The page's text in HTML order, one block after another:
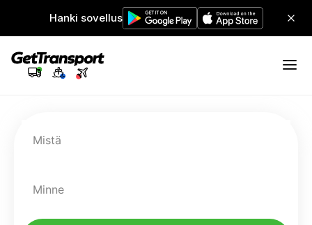
Hanki sovellus
Mistä
Minne